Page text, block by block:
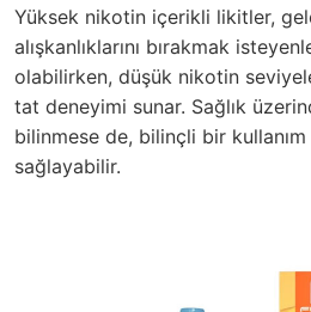
Yüksek nikotin içerikli likitler,
alışkanlıklarını bırakmak
olabilirken, düşük nikotin
tat deneyimi sunar. Sağlık
bilinmese de, bilinçli bir kullanım
sağlayabilir.